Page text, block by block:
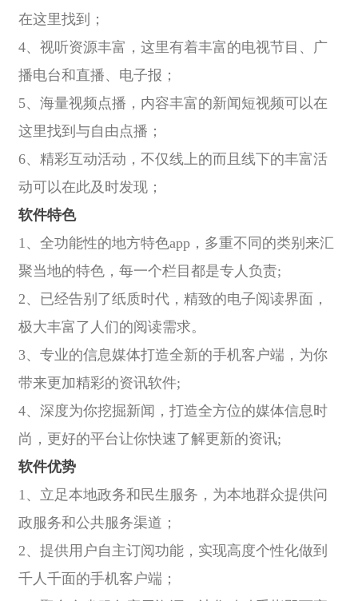
在这里找到；
4、视听资源丰富，这里有着丰富的电视节目、广
播电台和直播、电子报；
5、海量视频点播，内容丰富的新闻短视频可以在
这里找到与自由点播；
6、精彩互动活动，不仅线上的而且线下的丰富活
动可以在此及时发现；
软件特色
1、全功能性的地方特色app，多重不同的类别来汇
聚当地的特色，每一个栏目都是专人负责;
2、已经告别了纸质时代，精致的电子阅读界面，
极大丰富了人们的阅读需求。
3、专业的信息媒体打造全新的手机客户端，为你
带来更加精彩的资讯软件;
4、深度为你挖掘新闻，打造全方位的媒体信息时
尚，更好的平台让你快速了解更新的资讯;
软件优势
1、立足本地政务和民生服务，为本地群众提供问
政服务和公共服务渠道；
2、提供用户自主订阅功能，实现高度个性化做到
千人千面的手机客户端；